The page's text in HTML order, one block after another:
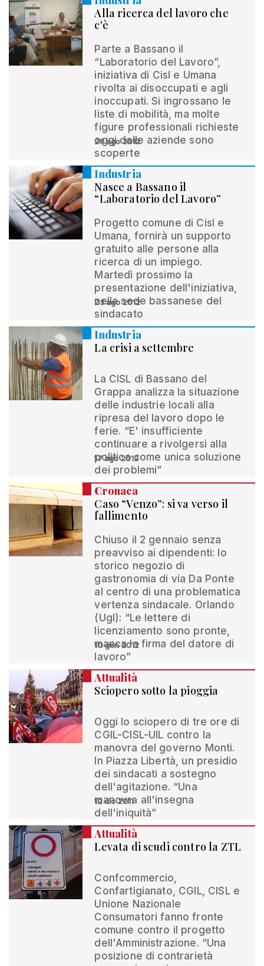
Alla ricerca del lavoro che
c'è
Parte a Bassano il
“Laboratorio del Lavoro”,
iniziativa di Cisl e Umana
rivolta ai disoccupati e agli
inoccupati. Si ingrossano le
liste di mobilità, ma molte
figure professionali richieste
oggi dalle aziende sono
scoperte
28 ago 2012
Industria
Nasce a Bassano il
“Laboratorio del Lavoro”
Progetto comune di Cisl e
Umana, fornirà un supporto
gratuito alle persone alla
ricerca di un impiego.
Martedì prossimo la
presentazione dell'iniziativa,
nella sede bassanese del
sindacato
23 ago 2012
Industria
La crisi a settembre
La CISL di Bassano del
Grappa analizza la situazione
delle industrie locali alla
ripresa del lavoro dopo le
ferie. “E' insufficiente
continuare a rivolgersi alla
politica come unica soluzione
dei problemi”
17 ago 2012
Cronaca
Caso “Venzo”: si va verso il
fallimento
Chiuso il 2 gennaio senza
preavviso ai dipendenti: lo
storico negozio di
gastronomia di via Da Ponte
al centro di una problematica
vertenza sindacale. Orlando
(Ugl): “Le lettere di
licenziamento sono pronte,
manca la firma del datore di
lavoro”
10 gen 2012
Attualità
Sciopero sotto la pioggia
Oggi lo sciopero di tre ore di
CGIL-CISL-UIL contro la
manovra del governo Monti.
In Piazza Libertà, un presidio
dei sindacati a sostegno
dell'agitazione. “Una
manovra all'insegna
dell'iniquità”
12 dic 2011
Attualità
Levata di scudi contro la ZTL
Confcommercio,
Confartigianato, CGIL, CISL e
Unione Nazionale
Consumatori fanno fronte
comune contro il progetto
dell'Amministrazione. “Una
posizione di contrarietà